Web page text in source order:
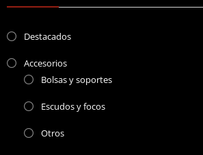
Destacados
Accesorios
Bolsas y soportes
Escudos y focos
Otros